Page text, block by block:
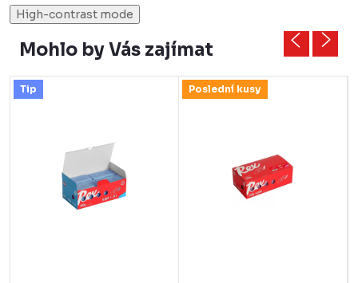
High-contrast mode
Mohlo by Vás zajímat
Tip Poslední kusy